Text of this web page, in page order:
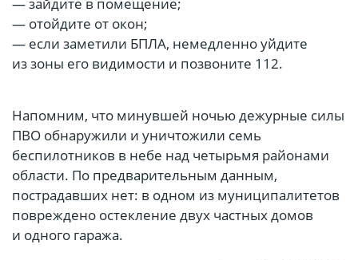
— зайдите в помещение;
— отойдите от окон;
— если заметили БПЛА, немедленно уйдите
из зоны его видимости и позвоните 112.
Напомним, что минувшей ночью дежурные силы
ПВО обнаружили и уничтожили семь
беспилотников в небе над четырьмя районами
области. По предварительным данным,
пострадавших нет: в одном из муниципалитетов
повреждено остекление двух частных домов
и одного гаража.